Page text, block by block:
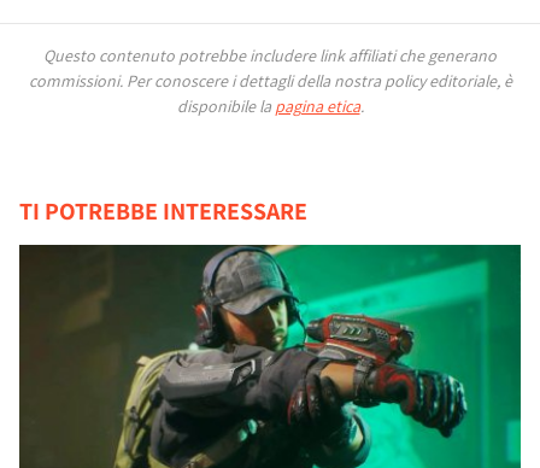
Questo contenuto potrebbe includere link affiliati che generano
commissioni. Per conoscere i dettagli della nostra policy editoriale, è
disponibile la pagina etica.
TI POTREBBE INTERESSARE